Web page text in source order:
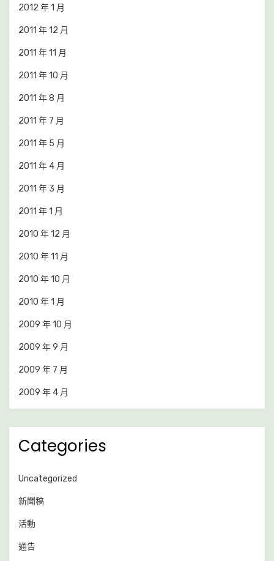
2012 年 1 月
2011 年 12 月
2011 年 11 月
2011 年 10 月
2011 年 8 月
2011 年 7 月
2011 年 5 月
2011 年 4 月
2011 年 3 月
2011 年 1 月
2010 年 12 月
2010 年 11 月
2010 年 10 月
2010 年 1 月
2009 年 10 月
2009 年 9 月
2009 年 7 月
2009 年 4 月
Categories
Uncategorized
新聞稿
活動
通告